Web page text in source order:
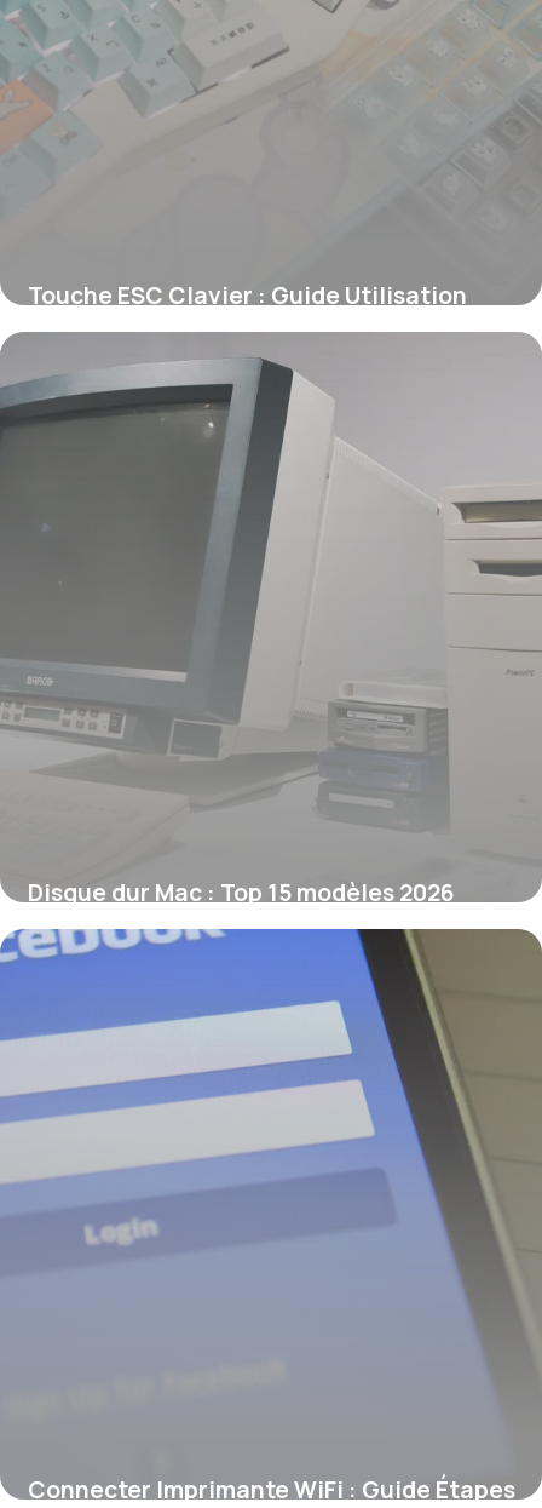
Touche ESC Clavier : Guide Utilisation
2026
11 juin 2026
Disque dur Mac : Top 15 modèles 2026
10 juin 2026
Connecter Imprimante WiFi : Guide Étapes